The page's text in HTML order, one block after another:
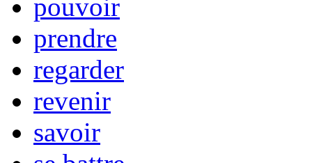
pouvoir
prendre
regarder
revenir
savoir